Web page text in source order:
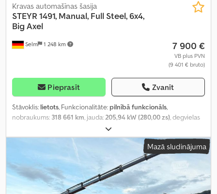
Selm 1 248 km
Kravas automašīnas šasija
STEYR 1491, Manual, Full Steel, 6x4,
Big Axel
7 900 €
VB plus PVN
(9 401 € bruto)
Pieprasīt Zvanīt
Stāvoklis: lietots, Funkcionalitāte: pilnībā funkcionāls,
nobraukums: 318 661 km , jauda: 205,94 kW (280,00 zs) , degvielas
, Ražošanas gads:
Mazā sludinājuma